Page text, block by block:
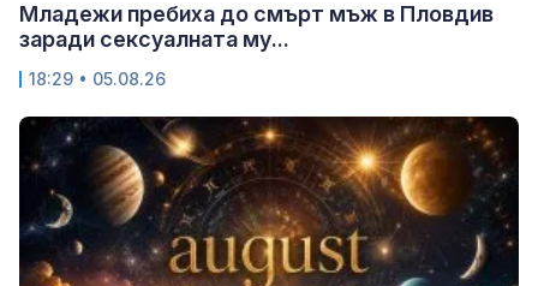
Младежи пребиха до смърт мъж в Пловдив
заради сексуалната му...
18:29 • 05.08.26